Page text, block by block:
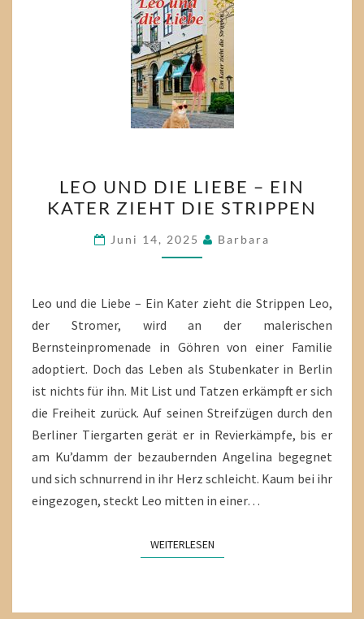
UND
DIE
LIEBE
–
KATER
ZIEHT
DIE
STRIPPEN
LEO UND DIE LIEBE – EIN
KATER ZIEHT DIE STRIPPEN
Juni 14, 2025 Barbara
Leo und die Liebe – Ein Kater zieht die Strippen Leo,
der Stromer, wird an der malerischen
Bernsteinpromenade in Göhren von einer Familie
adoptiert. Doch das Leben als Stubenkater in Berlin
ist nichts für ihn. Mit List und Tatzen erkämpft er sich
die Freiheit zurück. Auf seinen Streifzügen durch den
Berliner Tiergarten gerät er in Revierkämpfe, bis er
am Ku’damm der bezaubernden Angelina begegnet
und sich schnurrend in ihr Herz schleicht. Kaum bei ihr
eingezogen, steckt Leo mitten in einer…
WEITERLESENWEITERLESEN